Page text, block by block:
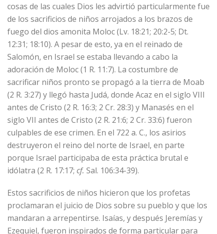
cosas de las cuales Dios les advirtió particularmente fue
de los sacrificios de niños arrojados a los brazos de
fuego del dios amonita Moloc (Lv. 18:21; 20:2-5; Dt.
12:31; 18:10). A pesar de esto, ya en el reinado de
Salomón, en Israel se estaba llevando a cabo la
adoración de Moloc (1 R. 11:7). La costumbre de
sacrificar niños pronto se propagó a la tierra de Moab
(2 R. 3:27) y llegó hasta Judá, donde Acaz en el siglo VIII
antes de Cristo (2 R. 16:3; 2 Cr. 28:3) y Manasés en el
siglo VII antes de Cristo (2 R. 21:6; 2 Cr. 33:6) fueron
culpables de ese crimen. En el 722 a. C., los asirios
destruyeron el reino del norte de Israel, en parte
porque Israel participaba de esta práctica brutal e
idólatra (2 R. 17:17; cf. Sal. 106:34-39).
Estos sacrificios de niños hicieron que los profetas
proclamaran el juicio de Dios sobre su pueblo y que los
mandaran a arrepentirse. Isaías, y después Jeremías y
Ezequiel, fueron inspirados de forma particular para